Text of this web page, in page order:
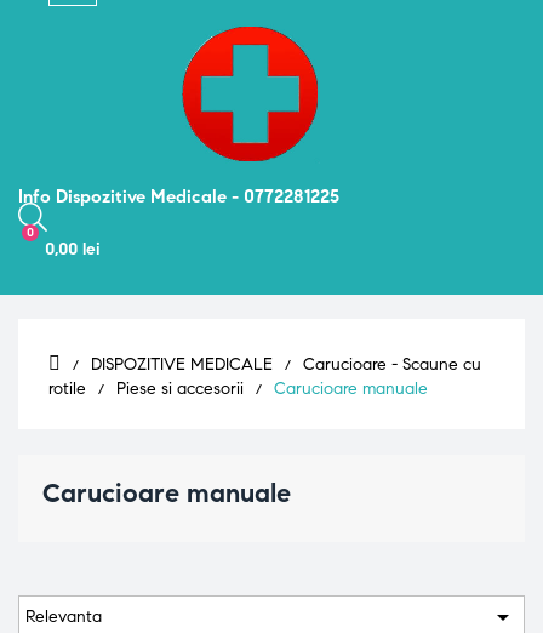
Info Dispozitive Medicale - 0772281225
0
0,00 lei
DISPOZITIVE MEDICALE
Carucioare - Scaune cu
rotile
Piese si accesorii Carucioare manuale
Carucioare manuale
Relevanta 